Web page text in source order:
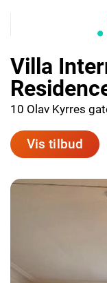
Villa
10 Olav Kyrres
Vis tilbud